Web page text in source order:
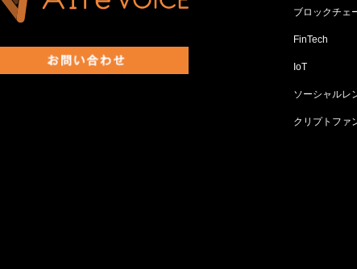
ブロックチェ
FinTech
IoT
ソーシャルレ
クリプトファ